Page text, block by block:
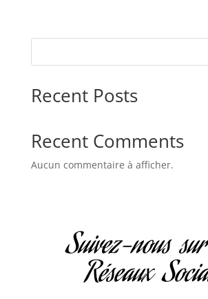
Recent Posts
Recent Comments
Aucun commentaire à afficher.
Suivez-nous
Réseaux